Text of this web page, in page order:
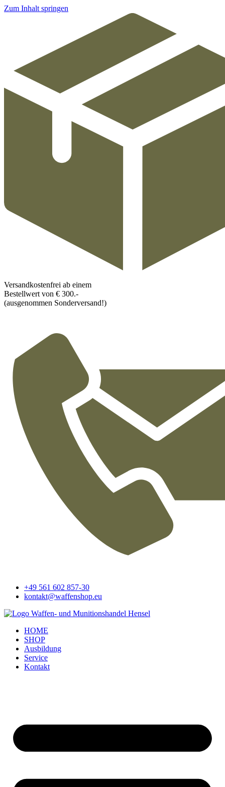
Zum Inhalt springen
Versandkostenfrei ab einem
Bestellwert von € 300.-
(ausgenommen Sonderversand!)
+49 561 602 857-30
kontakt@waffenshop.eu
HOME
SHOP
Ausbildung
Service
Kontakt